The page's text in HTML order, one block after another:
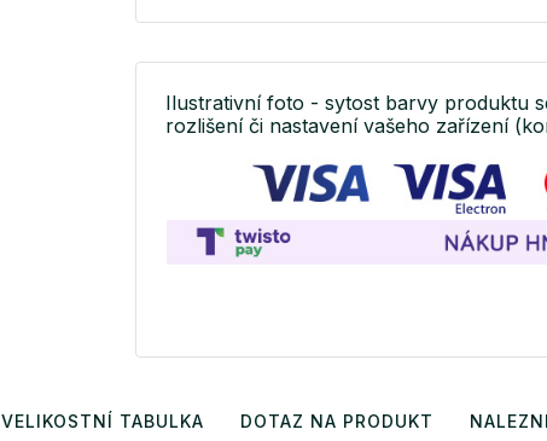
Ilustrativní foto - sytost barvy produktu
rozlišení či nastavení vašeho zařízení
VELIKOSTNÍ TABULKA DOTAZ NA PRODUKT